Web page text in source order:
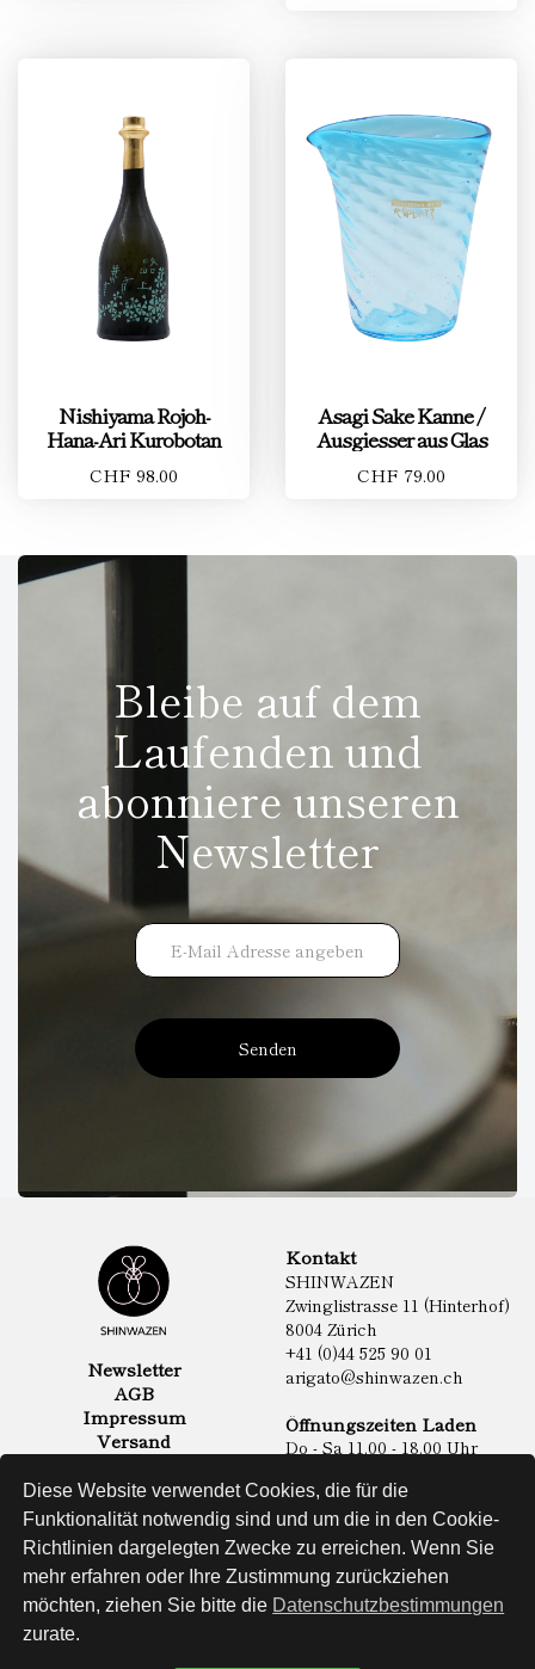
Diese Website verwendet Cookies, die für die
Funktionalität notwendig sind und um die in den Cookie-
Richtlinien dargelegten Zwecke zu erreichen. Wenn Sie
mehr erfahren oder Ihre Zustimmung zurückziehen
möchten, ziehen Sie bitte die Datenschutzbestimmungen
zurate.
Nishiyama Rojoh-
Hana-Ari Kurobotan
CHF 98.00
Asagi Sake Kanne /
Ausgiesser aus Glas
CHF 79.00
Bleibe auf dem
Laufenden und
abonniere unseren
Newsletter
Senden
Newsletter
AGB
Impressum
Versand
Kontakt
SHINWAZEN
Zwinglistrasse 11 (Hinterhof)
8004 Zürich
+41 (0)44 525 90 01
arigato@shinwazen.ch
Öffnungszeiten Laden
Do - Sa 11.00 - 18.00 Uhr
Online Shop
Lebensmittel
Sake & Shochu
Non Food
Spirituosen